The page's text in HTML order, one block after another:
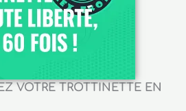
VOTRE TROTTINETTE EN